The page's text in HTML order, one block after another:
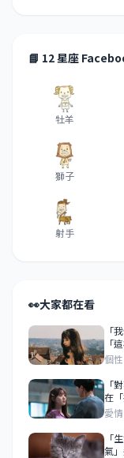
📘 12 星座
牡羊
獅子
射手
👀大家都在看
「
「
個性
「
在
愛情
「
氣